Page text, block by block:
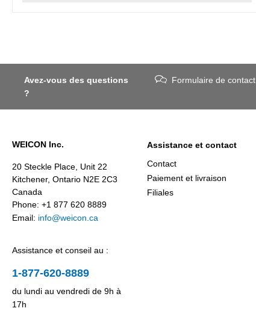
Avez-vous des questions
?
Formulaire de contact
WEICON Inc.
20 Steckle Place, Unit 22
Kitchener, Ontario N2E 2C3
Canada
Phone: +1 877 620 8889
Email: info@weicon.ca
Assistance et conseil au :
1-877-620-8889
du lundi au vendredi de 9h à
17h
Assistance et contact
Contact
Paiement et livraison
Filiales